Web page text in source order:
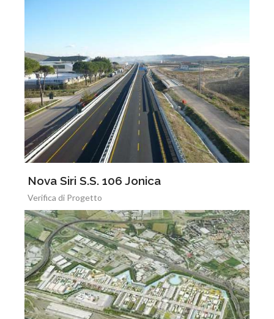
Nova Siri S.S. 106 Jonica
Verifica di Progetto